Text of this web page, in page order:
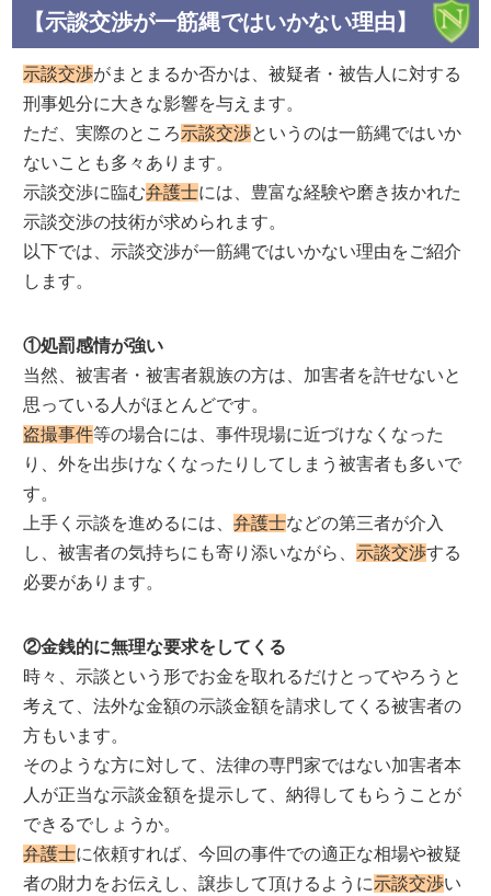
【示談交渉が一筋縄ではいかない理由】
示談交渉がまとまるか否かは、被疑者・被告人に対する
刑事処分に大きな影響を与えます。
ただ、実際のところ示談交渉というのは一筋縄ではいか
ないことも多々あります。
示談交渉に臨む弁護士には、豊富な経験や磨き抜かれた
示談交渉の技術が求められます。
以下では、示談交渉が一筋縄ではいかない理由をご紹介
します。
①処罰感情が強い
当然、被害者・被害者親族の方は、加害者を許せないと
思っている人がほとんどです。
盗撮事件等の場合には、事件現場に近づけなくなった
り、外を出歩けなくなったりしてしまう被害者も多いで
す。
上手く示談を進めるには、弁護士などの第三者が介入
し、被害者の気持ちにも寄り添いながら、 示談交渉する
必要があります。
②金銭的に無理な要求をしてくる
時々、示談という形でお金を取れるだけとってやろうと
考えて、法外な金額の示談金額を請求してくる被害者の
方もいます。
そのような方に対して、法律の専門家ではない加害者本
人が正当な示談金額を提示して、納得してもらうことが
できるでしょうか。
弁護士に依頼すれば、今回の事件での適正な相場や被疑
者の財力をお伝えし、譲歩して頂けるように示談交渉い